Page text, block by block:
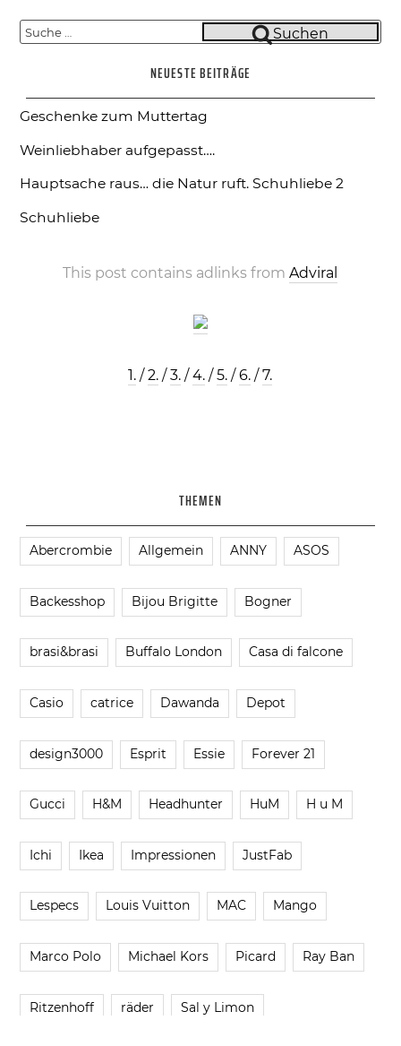
Suche
Suchen
NEUESTE BEITRÄGE
Geschenke zum Muttertag
Weinliebhaber aufgepasst….
Hauptsache raus… die Natur ruft. Schuhliebe 2
Schuhliebe
This post contains adlinks fromAdviral
1. /2. /3. /4. /5. /6. /7.
THEMEN
Abercrombie Allgemein ANNY ASOS
Backesshop Bijou Brigitte Bogner
brasi&brasi Buffalo London Casa di falcone
Casio catrice Dawanda Depot
design3000 Esprit Essie Forever 21
Gucci H&M Headhunter HuM H u M
Ichi Ikea Impressionen JustFab
Lespecs Louis Vuitton MAC Mango
Marco Polo Michael Kors Picard Ray Ban
Ritzenhoff räder Sal y Limon